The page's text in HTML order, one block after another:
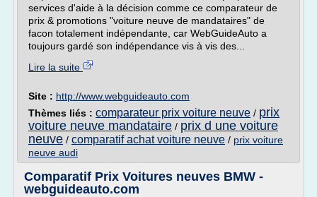
services d'aide à la décision comme ce comparateur de
prix & promotions "voiture neuve de mandataires" de
facon totalement indépendante, car WebGuideAuto a
toujours gardé son indépendance vis à vis des...
Lire la suite
Site : http://www.webguideauto.com
Thèmes liés : comparateur prix voiture neuve / prix
voiture neuve mandataire / prix d une voiture
neuve / comparatif achat voiture neuve / prix voiture
neuve audi
Comparatif Prix Voitures neuves BMW -
webguideauto.com